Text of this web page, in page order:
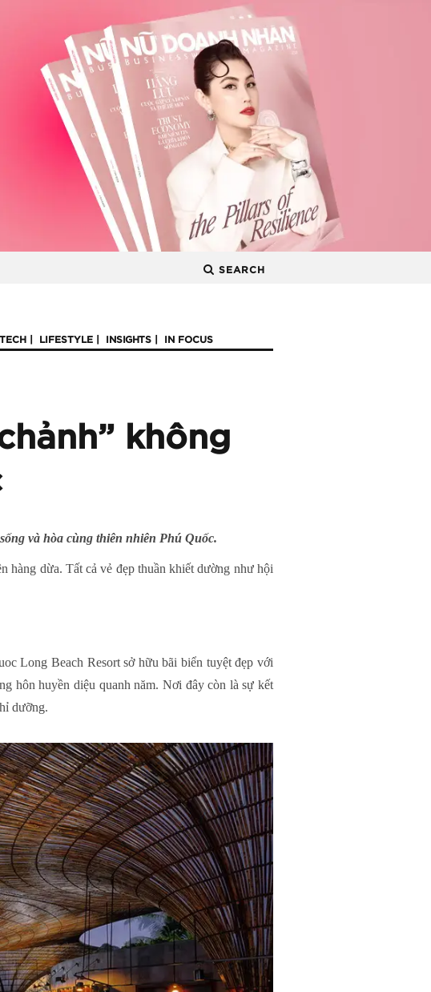
SEARCH
LIFESTYLE INSIGHTS IN FOCUS
không
và hòa cùng thiên nhiên Phú Quốc.
hàng dừa. Tất cả vẻ đẹp thuần khiết dường như hội
Long Beach Resort sở hữu bãi biển tuyệt đẹp với
hôn huyền diệu quanh năm. Nơi đây còn là sự kết
dưỡng.